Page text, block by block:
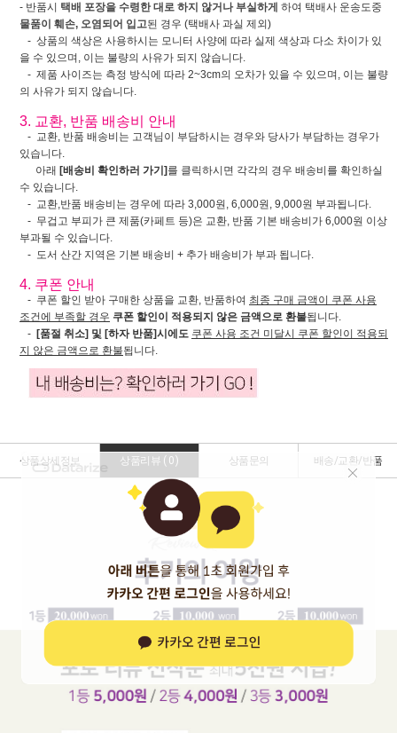
- 반품시 택배 포장을 수령한 대로 하지 않거나 부실하게 하여 택배사 운송도중
물품이 훼손, 오염되어 입고된 경우 (택배사 과실 제외)
- 상품의 색상은 사용하시는 모니터 사양에 따라 실제 색상과 다소 차이가 있
을 수 있으며, 이는 불량의 사유가 되지 않습니다.
- 제품 사이즈는 측정 방식에 따라 2~3cm의 오차가 있을 수 있으며, 이는 불량
의 사유가 되지 않습니다.
3. 교환, 반품 배송비 안내
- 교환, 반품 배송비는 고객님이 부담하시는 경우와 당사가 부담하는 경우가
있습니다.
아래 [배송비 확인하러 가기] 를 클릭하시면 각각의 경우 배송비를 확인하실
수 있습니다.
- 교환,반품 배송비는 경우에 따라 3,000원, 6,000원, 9,000원 부과됩니다.
- 무겁고 부피가 큰 제품(카페트 등)은 교환, 반품 기본 배송비가 6,000원 이상
부과될 수 있습니다.
- 도서 산간 지역은 기본 배송비 + 추가 배송비가 부과 됩니다.
4. 쿠폰 안내
- 쿠폰 할인 받아 구매한 상품을 교환, 반품하여 최종 구매 금액이 쿠폰 사용
조건에 부족할 경우 쿠폰 할인이 적용되지 않은 금액으로 환불됩니다.
- [품절 취소] 및 [하자 반품]시에도 쿠폰 사용 조건 미달시 쿠폰 할인이 적용되
지 않은 금액으로 환불됩니다.
상품상세정보 상품리뷰 ( 0) 상품문의 배송/교환/반품